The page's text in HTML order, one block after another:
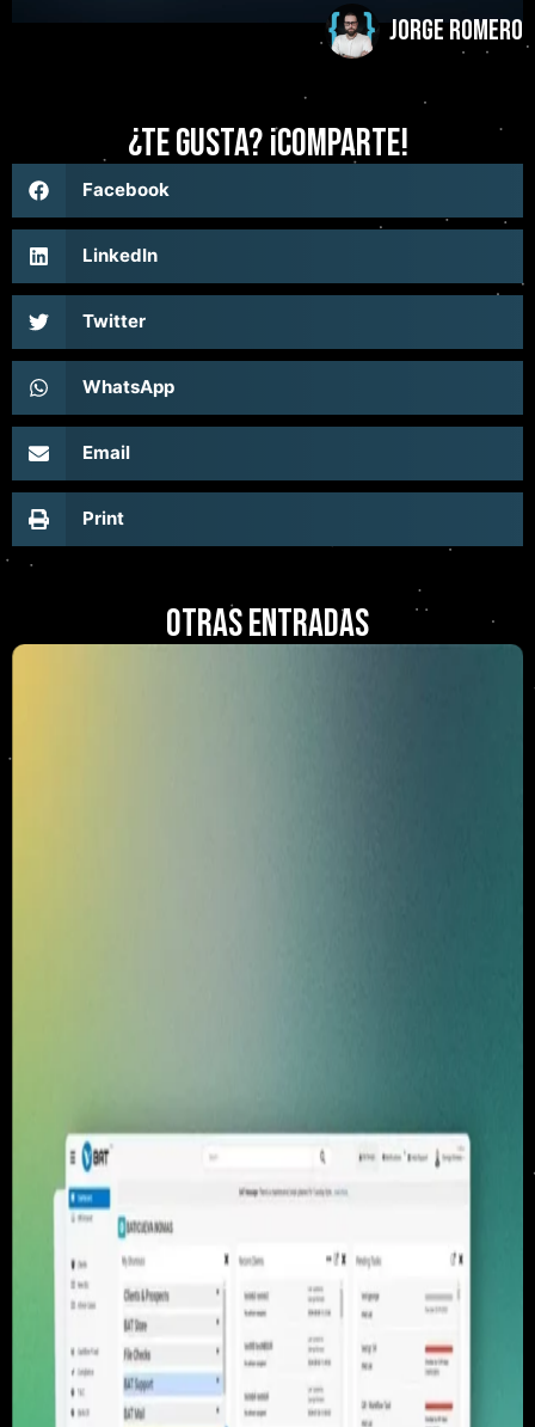
Jorge Romero
¿Te gusta? ¡comparte!
Facebook
LinkedIn
Twitter
WhatsApp
Email
Print
otras entradas